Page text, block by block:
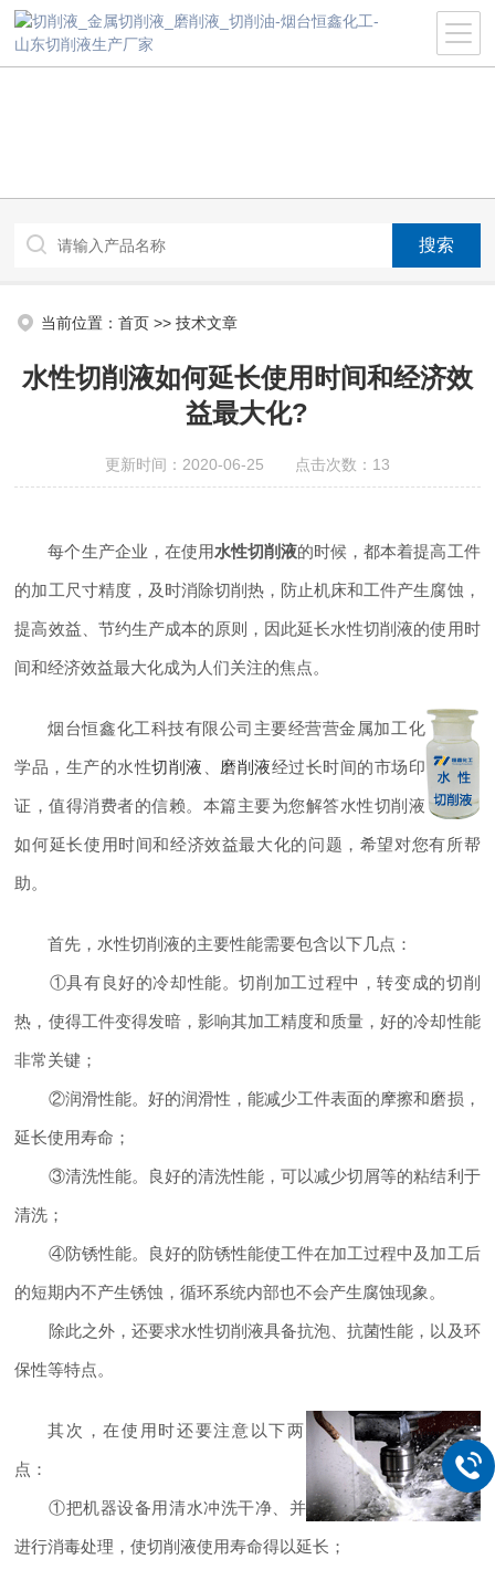
当前位置：首页 >>技术文章
水性切削液如何延长使用时间和经济效
益最大化?
更新时间：2020-06-25 点击次数：13
每个生产企业，在使用水性切削液的时候，都本着提高工件
的加工尺寸精度，及时消除切削热，防止机床和工件产生腐蚀，
提高效益、节约生产成本的原则，因此延长水性切削液的使用时
间和经济效益最大化成为人们关注的焦点。
烟台恒鑫化工科技有限公司主要经营营金属加工化
学品，生产的水性切削液 磨削液经过长时间的市场印
证，值得消费者的信赖。本篇主要为您解答水性切削液
如何延长使用时间和经济效益最大化的问题，希望对您有所帮
助。
首先，水性切削液的主要性能需要包含以下几点：
①具有良好的冷却性能。切削加工过程中，转变成的切削
热，使得工件变得发暗，影响其加工精度和质量，好的冷却性能
非常关键；
②润滑性能。好的润滑性，能减少工件表面的摩擦和磨损，
延长使用寿命；
③清洗性能。良好的清洗性能，可以减少切屑等的粘结利于
清洗；
④防锈性能。良好的防锈性能使工件在加工过程中及加工后
的短期内不产生锈蚀，循环系统内部也不会产生腐蚀现象。
除此之外，还要求水性切削液具备抗泡、抗菌性能，以及环
保性等特点。
其次，在使用时还要注意以下两
点：
①把机器设备用清水冲洗干净、并
进行消毒处理，使切削液使用寿命得以延长；